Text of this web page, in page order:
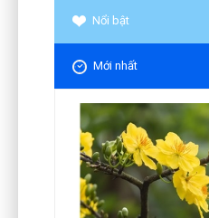
Nổi bật
Mới nhất